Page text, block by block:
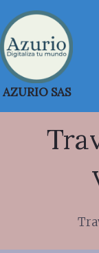
Saltar
al
contenido
AZURIO SAS